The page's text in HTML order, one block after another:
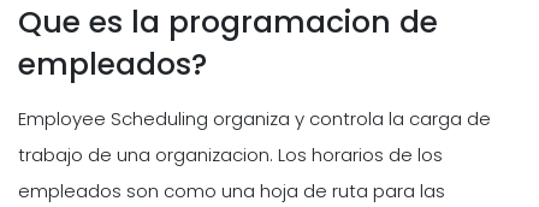
Que es la programacion de
empleados?
Employee Scheduling organiza y controla la carga de
trabajo de una organizacion. Los horarios de los
empleados son como una hoja de ruta para las